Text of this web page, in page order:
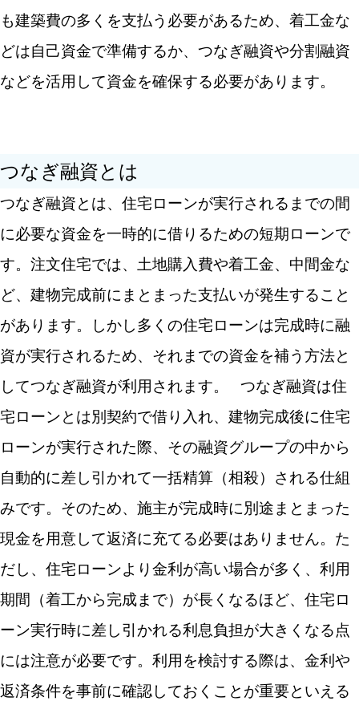
も建築費の多くを支払う必要があるため、着工金な
どは自己資金で準備するか、つなぎ融資や分割融資
などを活用して資金を確保する必要があります。
つなぎ融資とは
つなぎ融資とは、住宅ローンが実行されるまでの間
に必要な資金を一時的に借りるための短期ローンで
す。注文住宅では、土地購入費や着工金、中間金な
ど、建物完成前にまとまった支払いが発生すること
があります。しかし多くの住宅ローンは完成時に融
資が実行されるため、それまでの資金を補う方法と
してつなぎ融資が利用されます。
つなぎ融資は住
宅ローンとは別契約で借り入れ、建物完成後に住宅
ローンが実行された際、その融資グループの中から
自動的に差し引かれて一括精算（相殺）される仕組
みです。そのため、施主が完成時に別途まとまった
現金を用意して返済に充てる必要はありません。た
だし、住宅ローンより金利が高い場合が多く、利用
期間（着工から完成まで）が長くなるほど、住宅ロ
ーン実行時に差し引かれる利息負担が大きくなる点
には注意が必要です。利用を検討する際は、金利や
返済条件を事前に確認しておくことが重要といえる